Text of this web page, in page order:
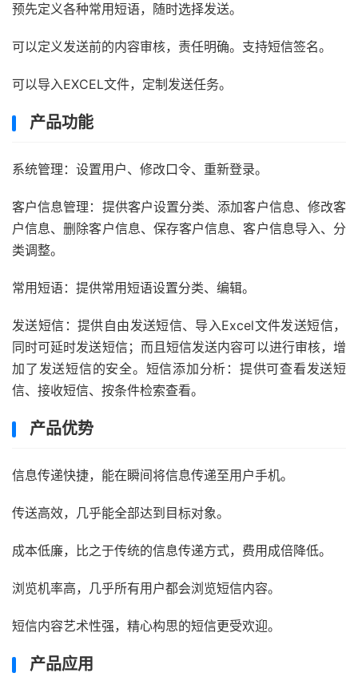
预先定义各种常用短语，随时选择发送。
可以定义发送前的内容审核，责任明确。支持短信签名。
可以导入EXCEL文件，定制发送任务。
产品功能
系统管理：设置用户、修改口令、重新登录。
客户信息管理：提供客户设置分类、添加客户信息、修改客
户信息、删除客户信息、保存客户信息、客户信息导入、分
类调整。
常用短语：提供常用短语设置分类、编辑。
发送短信：提供自由发送短信、导入Excel文件发送短信，
同时可延时发送短信；而且短信发送内容可以进行审核，增
加了发送短信的安全。短信添加分析：提供可查看发送短
信、接收短信、按条件检索查看。
产品优势
信息传递快捷，能在瞬间将信息传递至用户手机。
传送高效，几乎能全部达到目标对象。
成本低廉，比之于传统的信息传递方式，费用成倍降低。
浏览机率高，几乎所有用户都会浏览短信内容。
短信内容艺术性强，精心构思的短信更受欢迎。
产品应用